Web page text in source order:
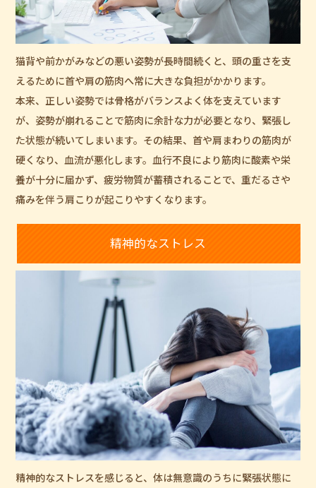
猫背や前かがみなどの悪い姿勢が長時間続くと、頭の重さを支
えるために首や肩の筋肉へ常に大きな負担がかかります。
本来、正しい姿勢では骨格がバランスよく体を支えています
が、姿勢が崩れることで筋肉に余計な力が必要となり、緊張し
た状態が続いてしまいます。その結果、首や肩まわりの筋肉が
硬くなり、血流が悪化します。血行不良により筋肉に酸素や栄
養が十分に届かず、疲労物質が蓄積されることで、重だるさや
痛みを伴う肩こりが起こりやすくなります。
精神的なストレス
精神的なストレスを感じると、体は無意識のうちに緊張状態に